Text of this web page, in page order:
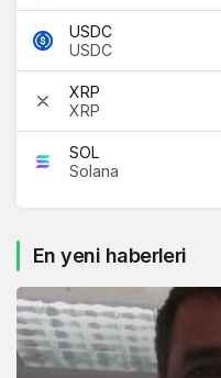
USDC
USDC
XRP
XRP
SOL
Solana
En yeni haberleri